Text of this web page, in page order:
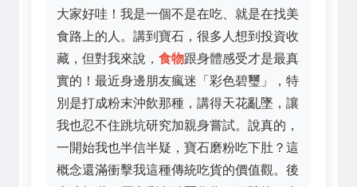
大家好哇！我是一個不是在吃、就是在找美
食路上的人。講到寶石，很多人想到投資收
藏，但對我來說， 食物跟身體感受才是最真
實的！最近身邊朋友瘋迷「彩色碧璽」，特
別是打成粉末沖飲那種，講得天花亂墜，讓
我也忍不住跳坑研究加親身嘗試。說真的，
一開始我也半信半疑，寶石磨粉吃下肚？這
概念還滿衝擊我這種傳統吃貨的價值觀。後